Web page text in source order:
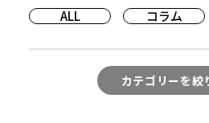
PEOPLE
NEWS
RECRUIT
ALL コラム